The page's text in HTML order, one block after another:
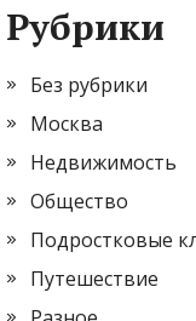
Рубрики
Без рубрики
Москва
Недвижимость
Общество
Подростковые
Путешествие